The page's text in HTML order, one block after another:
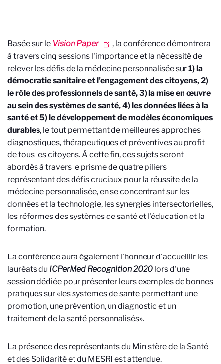
Basée sur le Vision Paper
, la conférence démontrera
à travers cinq sessions l'importance et la nécessité de
relever les défis de la médecine personnalisée sur1) la
démocratie sanitaire et l’engagement des citoyens, 2)
le rôle des professionnels de santé, 3) la mise en œuvre
au sein des systèmes de santé, 4) les données liées à la
santé et 5) le développement de modèles économiques
durables, le tout permettant de meilleures approches
diagnostiques, thérapeutiques et préventives au profit
de tous les citoyens. À cette fin, ces sujets seront
abordés à travers le prisme de quatre piliers
représentant des défis cruciaux pour la réussite de la
médecine personnalisée, en se concentrant sur les
données et la technologie, les synergies intersectorielles,
les réformes des systèmes de santé et l'éducation et la
formation.
La conférence aura également l'honneur d'accueillir les
lauréats du ICPerMed Recognition 2020 lors d'une
session dédiée pour présenter leurs exemples de bonnes
pratiques sur «les systèmes de santé permettant une
promotion, une prévention, un diagnostic et un
traitement de la santé personnalisés».
La présence des représentants du Ministère de la Santé
et des Solidarité et du MESRI est attendue.